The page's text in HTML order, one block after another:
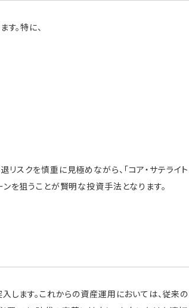
。特に、
スクを慎重に見極めながら、「コア・サテライト
を狙うことが賢明な投資手法となります。
ます。これからの資産運用においては、従来の